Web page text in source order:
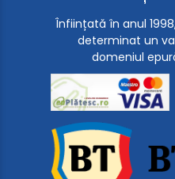
Înființată în anul
determinat un
domeniul